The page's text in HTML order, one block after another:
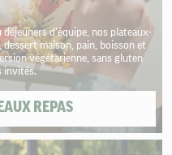
d’équipe, nos plateaux-
maison, pain, boisson et
végétarienne, sans gluten
invités.
REPAS